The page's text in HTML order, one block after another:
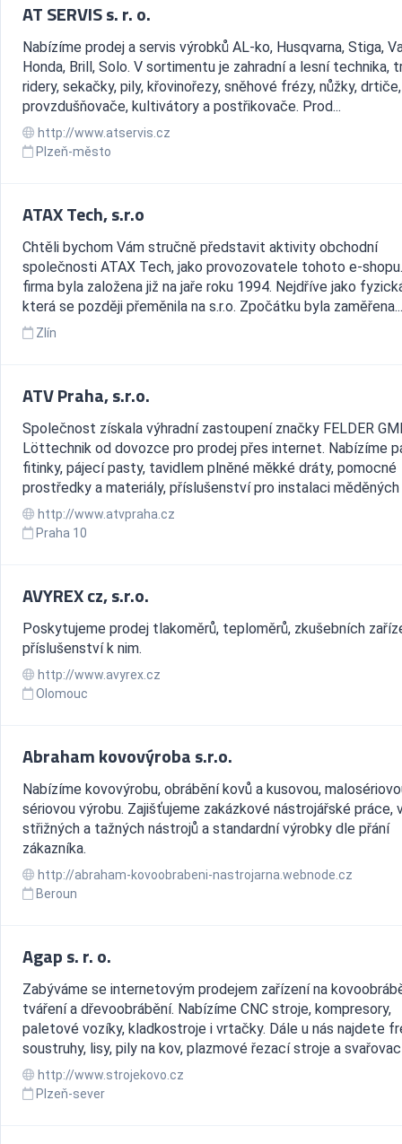
AT SERVIS s. r. o.
Nabízíme prodej a servis výrobků AL-ko, Husqvarna, Stiga,
Honda, Brill, Solo. V sortimentu je zahradní a lesní technika,
ridery, sekačky, pily, křovinořezy, sněhové frézy, nůžky, drtiče,
provzdušňovače, kultivátory a postřikovače. Prod...
http://www.atservis.cz
Plzeň-město
ATAX Tech, s.r.o
Chtěli bychom Vám stručně představit aktivity obchodní
společnosti ATAX Tech, jako provozovatele tohoto e-
firma byla založena již na jaře roku 1994. Nejdříve jako
která se později přeměnila na s.r.o. Zpočátku byla zaměřena...
Zlín
ATV Praha, s.r.o.
Společnost získala výhradní zastoupení značky FELDER
Löttechnik od dovozce pro prodej přes internet. Nabízíme
fitinky, pájecí pasty, tavidlem plněné měkké dráty, pomocné
prostředky a materiály, příslušenství pro instalaci měděných
http://www.atvpraha.cz
Praha 10
AVYREX cz, s.r.o.
Poskytujeme prodej tlakoměrů, teploměrů, zkušebních
příslušenství k nim.
http://www.avyrex.cz
Olomouc
Abraham kovovýroba s.r.o.
Nabízíme kovovýrobu, obrábění kovů a kusovou,
sériovou výrobu. Zajišťujeme zakázkové nástrojářské práce,
střižných a tažných nástrojů a standardní výrobky dle přání
zákazníka.
http://abraham-kovoobrabeni-nastrojarna.webnode.cz
Beroun
Agap s. r. o.
Zabýváme se internetovým prodejem zařízení na
tváření a dřevoobrábění. Nabízíme CNC stroje, kompresory,
paletové vozíky, kladkostroje i vrtačky. Dále u nás najdete
soustruhy, lisy, pily na kov, plazmové řezací stroje a
http://www.strojekovo.cz
Plzeň-sever